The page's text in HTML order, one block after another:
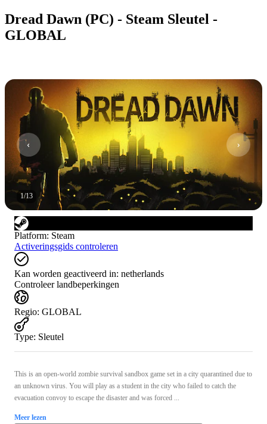
Dread Dawn (PC) - Steam Sleutel -
GLOBAL
1/13
Platform: Steam
Activeringsgids controleren
Kan worden geactiveerd in: netherlands
Controleer landbeperkingen
Regio: GLOBAL
Type: Sleutel
This is an open-world zombie survival sandbox game set in a city quarantined due to
an unknown virus. You will play as a student in the city who failed to catch the
evacuation convoy to escape the disaster and was forced ...
Meer lezen